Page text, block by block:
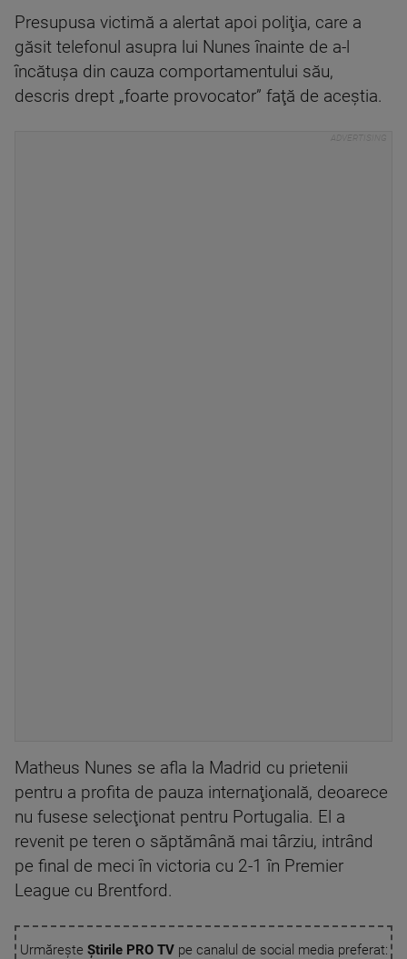
Presupusa victimă a alertat apoi poliţia, care a
găsit telefonul asupra lui Nunes înainte de a-l
încătuşa din cauza comportamentului său,
descris drept „foarte provocator” faţă de aceştia.
Matheus Nunes se afla la Madrid cu prietenii
pentru a profita de pauza internaţională, deoarece
nu fusese selecţionat pentru Portugalia. El a
revenit pe teren o săptămână mai târziu, intrând
pe final de meci în victoria cu 2-1 în Premier
League cu Brentford.
Urmărește Știrile PRO TVpe canalul de social media preferat: